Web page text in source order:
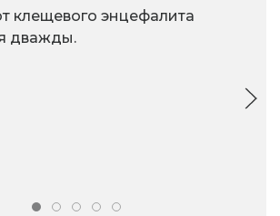
клещевого энцефалита
дважды.